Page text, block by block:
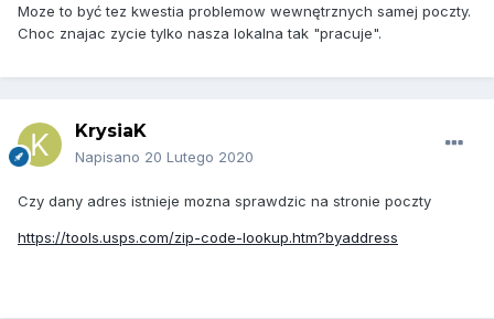
Moze to być tez kwestia problemow wewnętrznych samej poczty.
Choc znajac zycie tylko nasza lokalna tak "pracuje".
KrysiaK
Napisano 20 Lutego 2020
Czy dany adres istnieje mozna sprawdzic na stronie poczty
https://tools.usps.com/zip-code-lookup.htm?byaddress